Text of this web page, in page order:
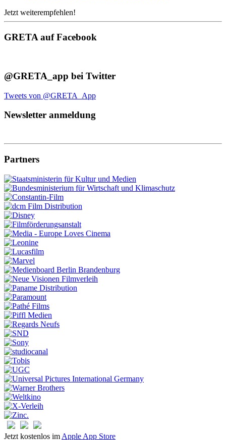
Jetzt weiterempfehlen!
GRETA auf Facebook
@GRETA_app bei Twitter
Tweets von @GRETA_App
Newsletter anmeldung
Partners
Jetzt kostenlos im Apple App Store